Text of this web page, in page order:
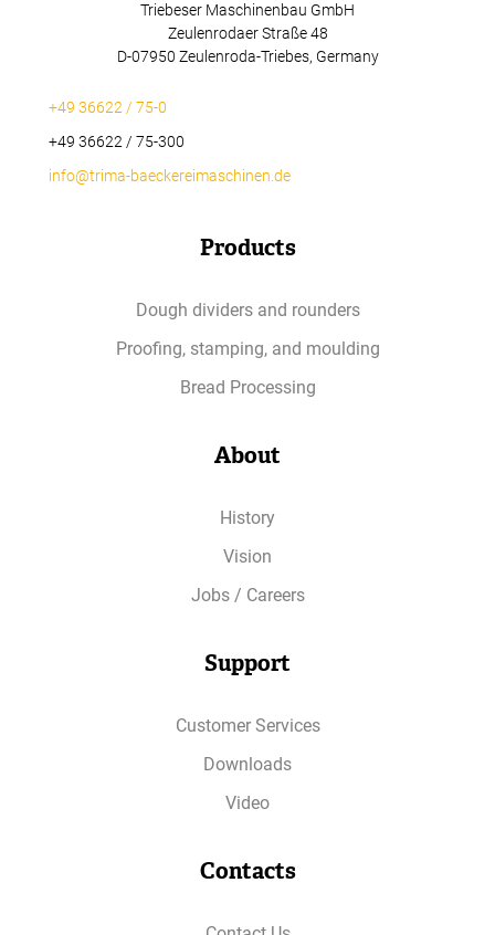
Triebeser Maschinenbau GmbH
Zeulenrodaer Straße 48
D-07950 Zeulenroda-Triebes, Germany
+49 36622 / 75-0
+49 36622 / 75-300
info@trima-baeckereimaschinen.de
Products
Dough dividers and rounders
Proofing, stamping, and moulding
Bread Processing
About
History
Vision
Jobs / Careers
Support
Customer Services
Downloads
Video
Contacts